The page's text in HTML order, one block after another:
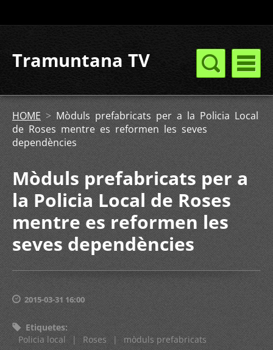
Tramuntana TV
HOME > Mòduls prefabricats per a la Policia Local
de Roses mentre es reformen les seves
dependències
Mòduls prefabricats per a
la Policia Local de Roses
mentre es reformen les
seves dependències
2015-03-31 16:00
Etiquetes:
Policia local
| Roses | mòduls prefabricats